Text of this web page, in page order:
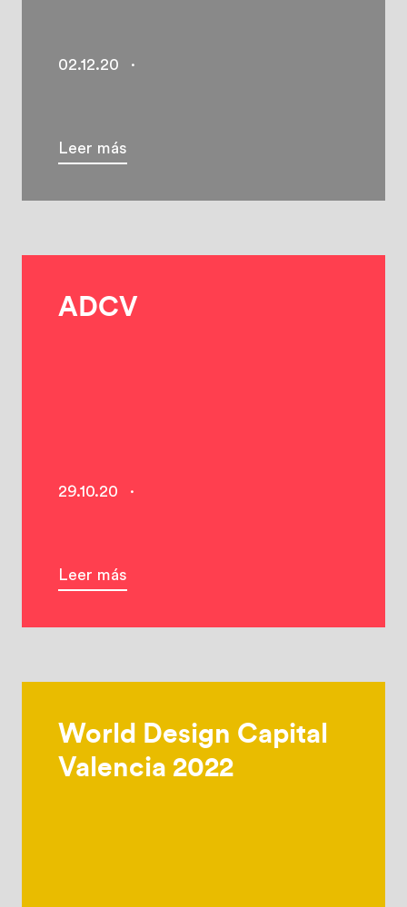
02.12.20 ·
Leer más
ADCV
29.10.20 ·
Leer más
World Design Capital
Valencia 2022